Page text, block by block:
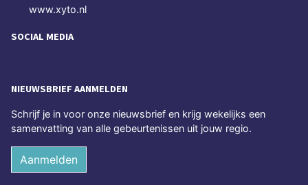
www.xyto.nl
SOCIAL MEDIA
NIEUWSBRIEF AANMELDEN
Schrijf je in voor onze nieuwsbrief en krijg wekelijks een
samenvatting van alle gebeurtenissen uit jouw regio.
Aanmelden